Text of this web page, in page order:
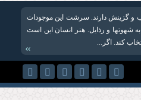
و گزینش دارند. سرشت این موجودات
شهوت‏ها و رذایل. هنر انسان این است
کند. اگر...
»